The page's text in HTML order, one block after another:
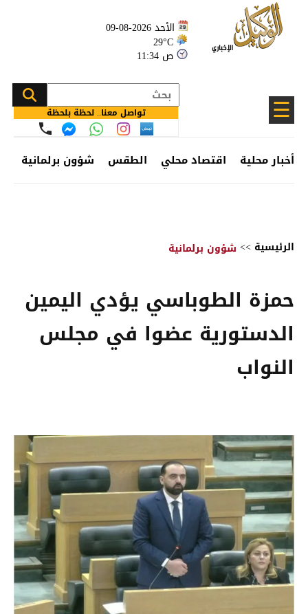
الأحد 2026-08-09
29°C
11:34 ص
☰ تواصل معنا.. لحظة بلحظة
أخبار محلية اقتصاد محلي الطقس شؤون برلمانية
الرئيسية >> شؤون برلمانية
حمزة الطوباسي يؤدي اليمين
الدستورية عضوا في مجلس
النواب